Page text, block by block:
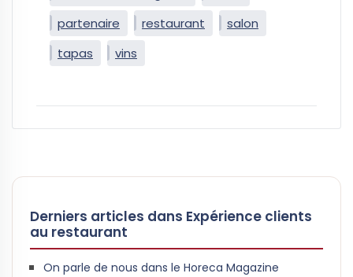
partenaire
restaurant
salon
tapas
vins
Derniers articles dans Expérience clients
au restaurant
On parle de nous dans le Horeca Magazine